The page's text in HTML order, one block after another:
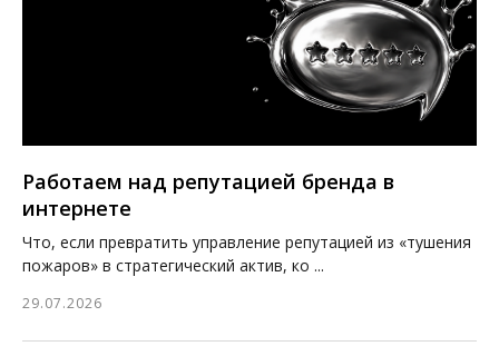
Работаем над репутацией бренда в
интернете
Что, если превратить управление репутацией из «тушения
пожаров» в стратегический актив, ко ...
29.07.2026